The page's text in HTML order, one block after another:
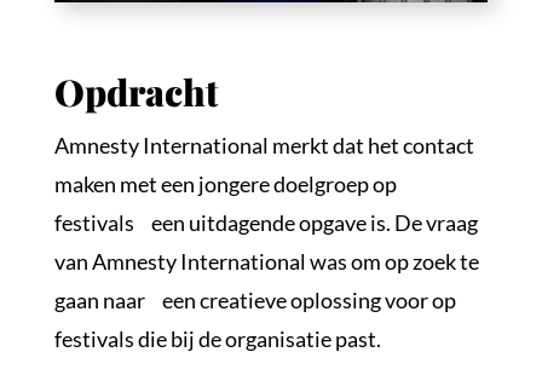
Opdracht
Amnesty International merkt dat het contact
maken met een jongere doelgroep op
festivals een uitdagende opgave is. De vraag
van Amnesty International was om op zoek te
gaan naar een creatieve oplossing voor op
festivals die bij de organisatie past.